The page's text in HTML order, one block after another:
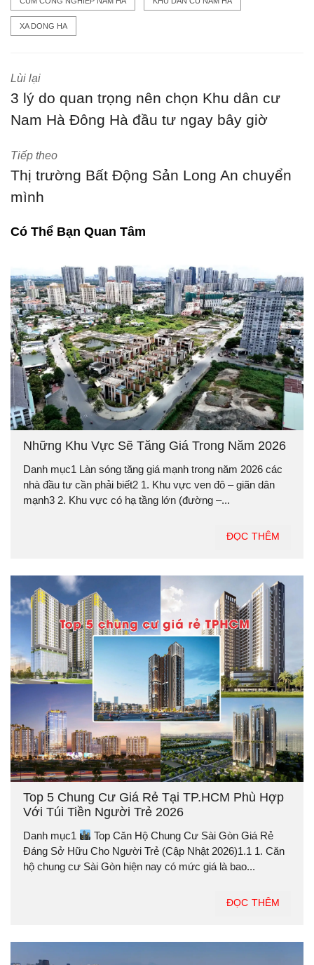
XA DONG HA
Lùi lại
3 lý do quan trọng nên chọn Khu dân cư
Nam Hà Đông Hà đầu tư ngay bây giờ
Tiếp theo
Thị trường Bất Động Sản Long An chuyển
mình
Có Thể Bạn Quan Tâm
Những Khu Vực Sẽ Tăng Giá Trong Năm 2026
Danh mục1 Làn sóng tăng giá mạnh trong năm 2026 các
nhà đầu tư cần phải biết2 1. Khu vực ven đô – giãn dân
mạnh3 2. Khu vực có hạ tầng lớn (đường –...
ĐỌC THÊM
Top 5 Chung Cư Giá Rẻ Tại TP.HCM Phù Hợp
Với Túi Tiền Người Trẻ 2026
Danh mục1
Top Căn Hộ Chung Cư Sài Gòn Giá Rẻ
Đáng Sở Hữu Cho Người Trẻ (Cập Nhật 2026)1.1 1. Căn
hộ chung cư Sài Gòn hiện nay có mức giá là bao...
ĐỌC THÊM